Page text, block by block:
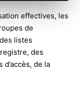
effectives, les
de
listes
des
de la